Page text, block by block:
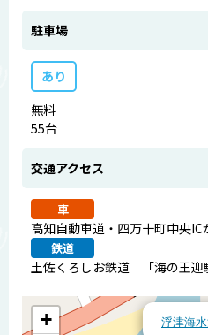
駐車場
あり
無料
55台
交通アクセス
車
高知自動車道・四万十町中央
鉄道
土佐くろしお鉄道 「海の王迎
浮津海
+